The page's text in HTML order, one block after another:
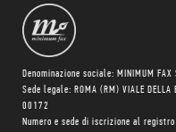
Denominazione sociale: MINIMUM FAX
Sede legale: ROMA (RM) VIALE
00172
Numero e sede di iscrizione al